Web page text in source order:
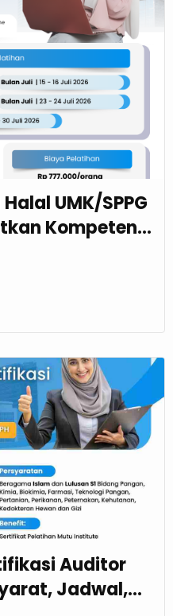
UMK/SPPG
Kompetensi
Usaha
Auditor
Jadwal,